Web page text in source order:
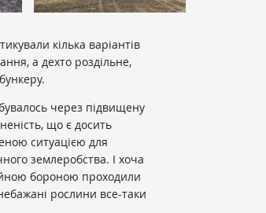
кілька варіантів
а дехто роздільне,
через підвищену
що є досить
ситуацією для
землеробства. І хоча
бороною проходили
рослини все-таки